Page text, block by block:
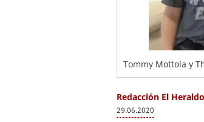
Tommy Mottola y
Redacción El Heraldo
29.06.2020